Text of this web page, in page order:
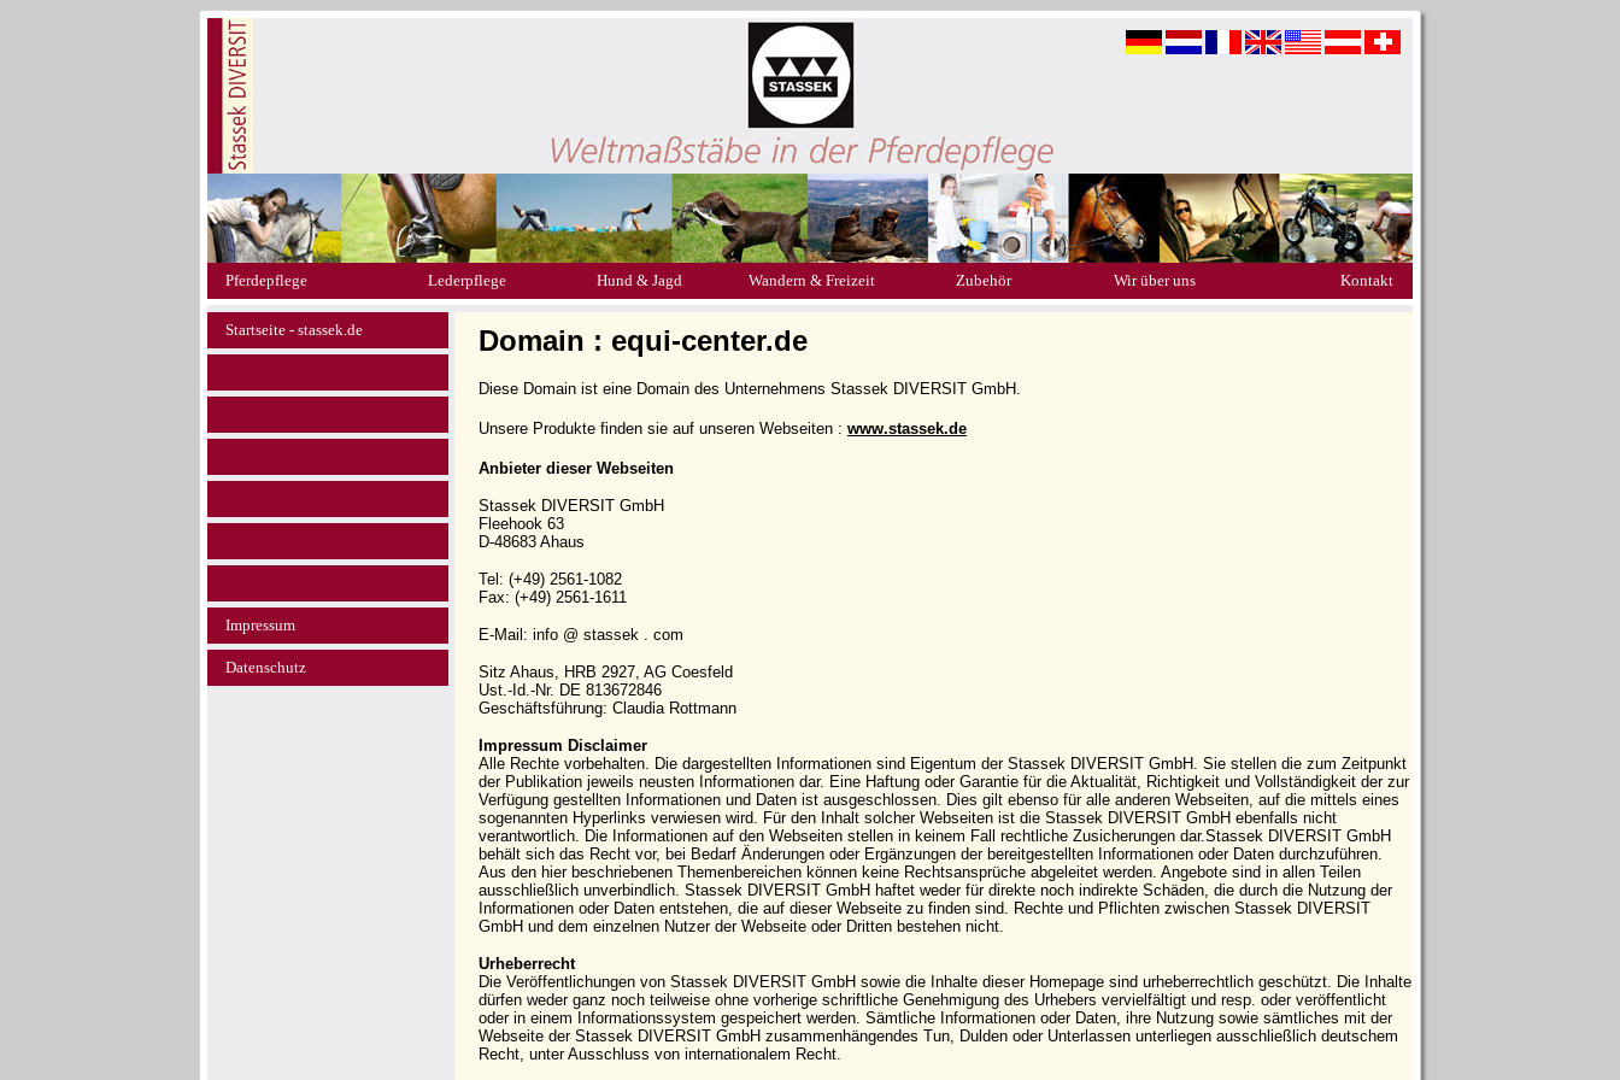
Pferdepflege Lederpflege Hund & Jagd Wandern & Freizeit Zubehör Wir über uns Kontakt
Startseite - stassek.de
Impressum
Datenschutz
Domain : equi-center.de
Diese Domain ist eine Domain des Unternehmens Stassek DIVERSIT GmbH.
Unsere Produkte finden sie auf unseren Webseiten : www.stassek.de
Anbieter dieser Webseiten
Stassek DIVERSIT GmbH
Fleehook 63
D-48683 Ahaus
Tel: (+49) 2561-1082
Fax: (+49) 2561-1611
E-Mail: info @ stassek . com
Sitz Ahaus, HRB 2927, AG Coesfeld
Ust.-Id.-Nr. DE 813672846
Geschäftsführung: Claudia Rottmann
Impressum Disclaimer
Alle Rechte vorbehalten. Die dargestellten Informationen sind Eigentum der Stassek DIVERSIT GmbH. Sie stellen die zum Zeitpunkt
der Publikation jeweils neusten Informationen dar. Eine Haftung oder Garantie für die Aktualität, Richtigkeit und Vollständigkeit der zur
Verfügung gestellten Informationen und Daten ist ausgeschlossen. Dies gilt ebenso für alle anderen Webseiten, auf die mittels eines
sogenannten Hyperlinks verwiesen wird. Für den Inhalt solcher Webseiten ist die Stassek DIVERSIT GmbH ebenfalls nicht
verantwortlich. Die Informationen auf den Webseiten stellen in keinem Fall rechtliche Zusicherungen dar.Stassek DIVERSIT GmbH
behält sich das Recht vor, bei Bedarf Änderungen oder Ergänzungen der bereitgestellten Informationen oder Daten durchzuführen.
Aus den hier beschriebenen Themenbereichen können keine Rechtsansprüche abgeleitet werden. Angebote sind in allen Teilen
ausschließlich unverbindlich. Stassek DIVERSIT GmbH haftet weder für direkte noch indirekte Schäden, die durch die Nutzung der
Informationen oder Daten entstehen, die auf dieser Webseite zu finden sind. Rechte und Pflichten zwischen Stassek DIVERSIT
GmbH und dem einzelnen Nutzer der Webseite oder Dritten bestehen nicht.
Urheberrecht
Die Veröffentlichungen von Stassek DIVERSIT GmbH sowie die Inhalte dieser Homepage sind urheberrechtlich geschützt. Die Inhalte
dürfen weder ganz noch teilweise ohne vorherige schriftliche Genehmigung des Urhebers vervielfältigt und resp. oder veröffentlicht
oder in einem Informationssystem gespeichert werden. Sämtliche Informationen oder Daten, ihre Nutzung sowie sämtliches mit der
Webseite der Stassek DIVERSIT GmbH zusammenhängendes Tun, Dulden oder Unterlassen unterliegen ausschließlich deutschem
Recht, unter Ausschluss von internationalem Recht.